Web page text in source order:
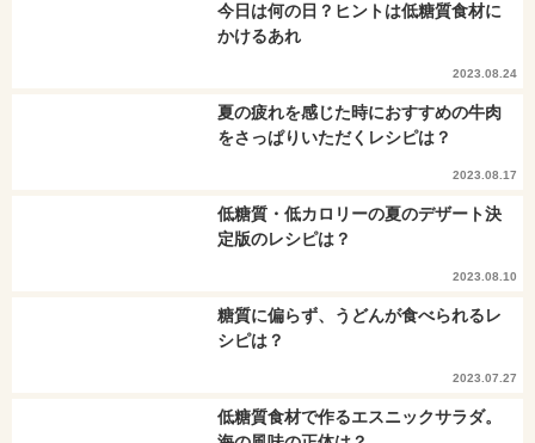
今日は何の日？ヒントは低糖質食材に
かけるあれ
2023.08.24
夏の疲れを感じた時におすすめの牛肉
をさっぱりいただくレシピは？
2023.08.17
低糖質・低カロリーの夏のデザート決
定版のレシピは？
2023.08.10
糖質に偏らず、うどんが食べられるレ
シピは？
2023.07.27
低糖質食材で作るエスニックサラダ。